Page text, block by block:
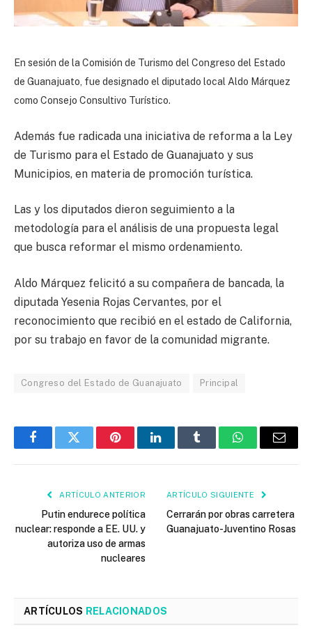
En sesión de la Comisión de Turismo del Congreso del Estado
de Guanajuato, fue designado el diputado local Aldo Márquez
como Consejo Consultivo Turístico.
Además fue radicada una iniciativa de reforma a la Ley
de Turismo para el Estado de Guanajuato y sus
Municipios, en materia de promoción turística.
Las y los diputados dieron seguimiento a la
metodología para el análisis de una propuesta legal
que busca reformar el mismo ordenamiento.
Aldo Márquez felicitó a su compañera de bancada, la
diputada Yesenia Rojas Cervantes, por el
reconocimiento que recibió en el estado de California,
por su trabajo en favor de la comunidad migrante.
Congreso del Estado de Guanajuato Principal
FacebookTwitter PinterestLinkedInTumblr WhatsAppEmail
ARTÍCULO ANTERIOR
Putin endurece política
nuclear: responde a EE. UU. y
autoriza uso de armas
nucleares
ARTÍCULO SIGUIENTE
Cerrarán por obras carretera
Guanajuato-Juventino Rosas
ARTÍCULOS RELACIONADOS